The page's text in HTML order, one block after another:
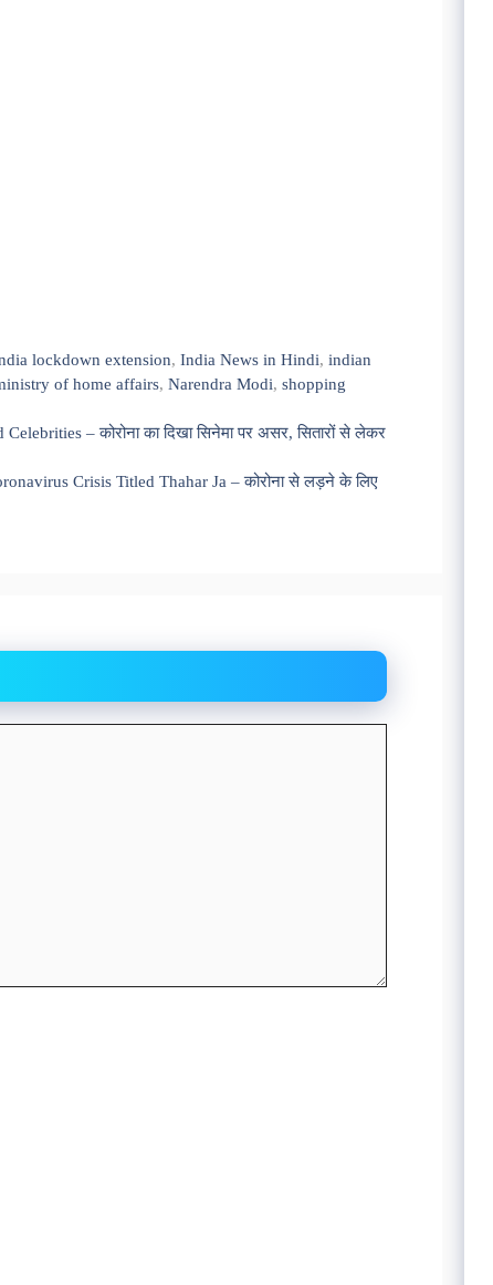
lockdown extension,India News in Hindi,indian
of home affairs, Narendra Modi, shopping
– कोरोना का दिखा सिनेमा पर असर, सितारों से लेकर
Crisis Titled Thahar Ja – कोरोना से लड़ने के लिए